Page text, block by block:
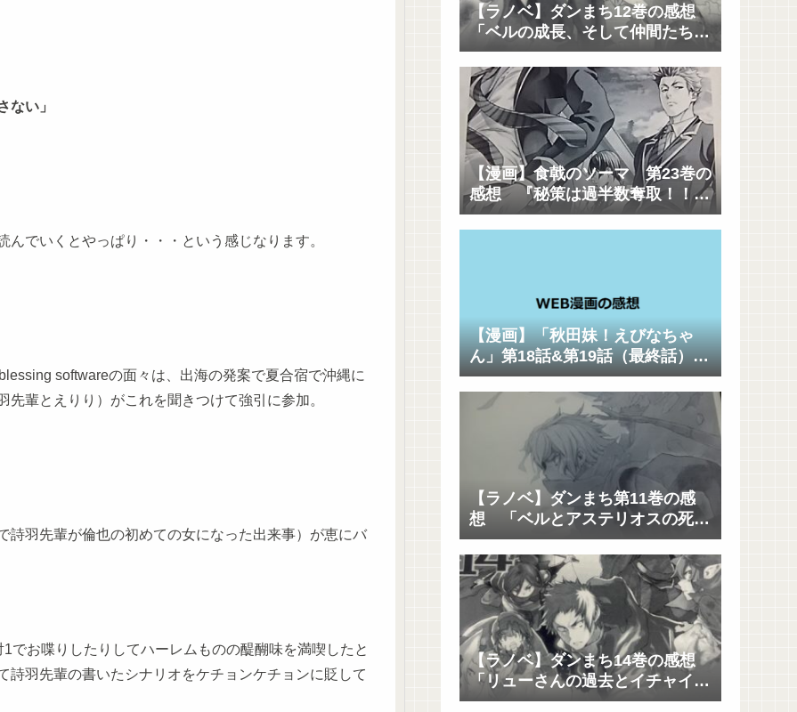
ない」
でいくとやっぱり・・・という感じなります。
softwareの面々は、出海の発案で夏合宿で沖縄に
輩とえりり）がこれを聞きつけて強引に参加。
詩羽先輩が倫也の初めての女になった出来事）が恵にバ
でお喋りしたりしてハーレムものの醍醐味を満喫したと
羽先輩の書いたシナリオをケチョンケチョンに貶して
【ラノベ】ダンまち12巻の感想
「ベルの成長、そして仲間たちの
成長」
【漫画】食戟のソーマ 第23巻の
感想 『秘策は過半数奪取！！そ
して創真の父城一郎が遠月を去っ
た理由とは？』
【漫画】「秋田妹！えびなちゃ
ん」第18話&第19話（最終話）の
感想（ネタバレあり） 「ハッピ
ーエンドｷﾀ――(ﾟ∀ﾟ)――!!」
【ラノベ】ダンまち第11巻の感
想 「ベルとアステリオスの死闘
も見どころだけど、各キャラの思
惑と駆け引きも面白い」
【ラノベ】ダンまち14巻の感想
「リューさんの過去とイチャイチ
ャと決着」